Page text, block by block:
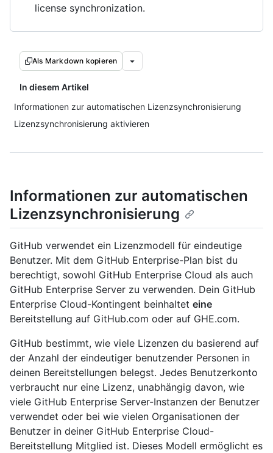
license synchronization.
Als Markdown kopieren
In diesem Artikel
Informationen zur automatischen Lizenzsynchronisierung
Lizenzsynchronisierung aktivieren
Informationen zur automatischen
Lizenzsynchronisierung
GitHub verwendet ein Lizenzmodell für eindeutige
Benutzer. Mit dem GitHub Enterprise-Plan bist du
berechtigt, sowohl GitHub Enterprise Cloud als auch
GitHub Enterprise Server zu verwenden. Dein GitHub
Enterprise Cloud-Kontingent beinhaltet eine
Bereitstellung auf GitHub.com oder auf GHE.com.
GitHub bestimmt, wie viele Lizenzen du basierend auf
der Anzahl der eindeutiger benutzender Personen in
deinen Bereitstellungen belegst. Jedes Benutzerkonto
verbraucht nur eine Lizenz, unabhängig davon, wie
viele GitHub Enterprise Server-Instanzen der Benutzer
verwendet oder bei wie vielen Organisationen der
Benutzer in deiner GitHub Enterprise Cloud-
Bereitstellung Mitglied ist. Dieses Modell ermöglicht es